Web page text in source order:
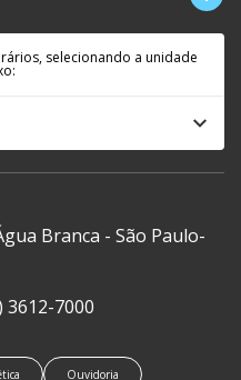
selecionando a unidade
Branca - São Paulo-
3612-7000
Ouvidoria